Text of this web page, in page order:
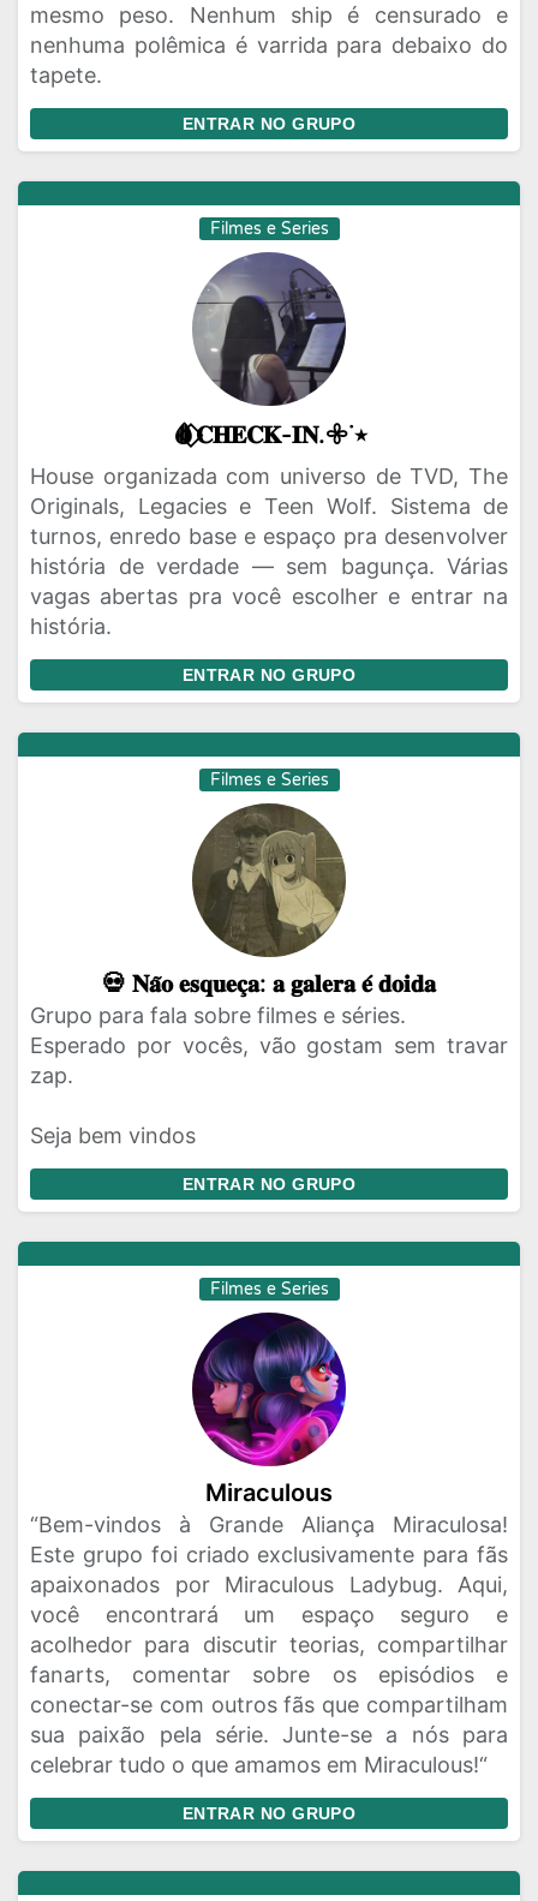
mesmo peso. Nenhum ship é censurado e
nenhuma polêmica é varrida para debaixo do
tapete.
ENTRAR NO GRUPO
Filmes e Series
🩸⃟𝐂𝐇𝐄𝐂𝐊-𝐈𝐍.𖧷˙٭
House organizada com universo de TVD, The
Originals, Legacies e Teen Wolf. Sistema de
turnos, enredo base e espaço pra desenvolver
história de verdade — sem bagunça. Várias
vagas abertas pra você escolher e entrar na
história.
ENTRAR NO GRUPO
Filmes e Series
💀 𝐍𝐚̃𝐨 𝐞𝐬𝐪𝐮𝐞𝐜̧𝐚: 𝐚 𝐠𝐚𝐥𝐞𝐫𝐚 𝐞́ 𝐝𝐨𝐢𝐝𝐚
Grupo para fala sobre filmes e séries.
Esperado por vocês, vão gostam sem travar
zap.
Seja bem vindos
ENTRAR NO GRUPO
Filmes e Series
Miraculous
“Bem-vindos à Grande Aliança Miraculosa!
Este grupo foi criado exclusivamente para fãs
apaixonados por Miraculous Ladybug. Aqui,
você encontrará um espaço seguro e
acolhedor para discutir teorias, compartilhar
fanarts, comentar sobre os episódios e
conectar-se com outros fãs que compartilham
sua paixão pela série. Junte-se a nós para
celebrar tudo o que amamos em Miraculous!“
ENTRAR NO GRUPO